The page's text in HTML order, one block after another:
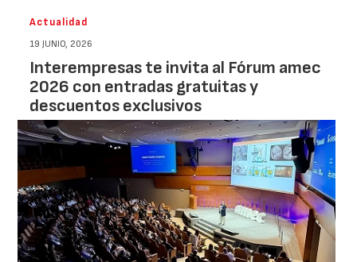
Actualidad
19 JUNIO, 2026
Interempresas te invita al Fórum amec
2026 con entradas gratuitas y
descuentos exclusivos